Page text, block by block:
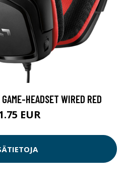
HEADSET WIRED RED
EUR